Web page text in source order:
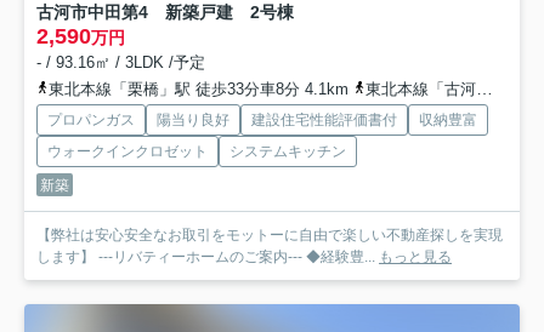
古河市中田第4 新築戸建 2号棟
2,590万円
- / 93.16㎡ / 3LDK /予定
東北本線「栗橋」駅 徒歩33分車8分 4.1km
東北本線「古河」駅 徒歩70分
プロパンガス 陽当り良好 建設住宅性能評価書付
収納豊富
ウォークインクロゼット
システムキッチン
新築
【弊社は安心安全なお取引をモットーに自由で楽しい不動産探しを実現
します】 ---リバティーホームのご案内--- ◆経験豊... もっと見る